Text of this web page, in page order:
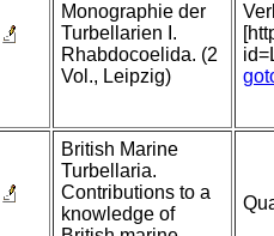
Monographie der
Turbellarien I.
Rhabdocoelida. (2
Vol., Leipzig)
British Marine
Turbellaria.
Contributions to a
knowledge of